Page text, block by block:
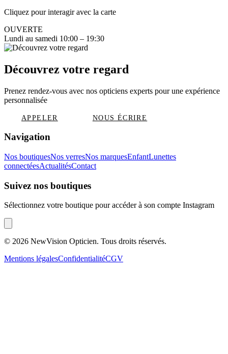
Cliquez pour interagir avec la carte
OUVERTE
Lundi au samedi 10:00 – 19:30
Découvrez votre regard
Prenez rendez-vous avec nos opticiens experts pour une expérience
personnalisée
APPELER NOUS ÉCRIRE
Navigation
Nos boutiquesNos verresNos marquesEnfantLunettes
connectéesActualitésContact
Suivez nos boutiques
Sélectionnez votre boutique pour accéder à son compte Instagram
© 2026 NewVision Opticien. Tous droits réservés.
Mentions légalesConfidentialitéCGV